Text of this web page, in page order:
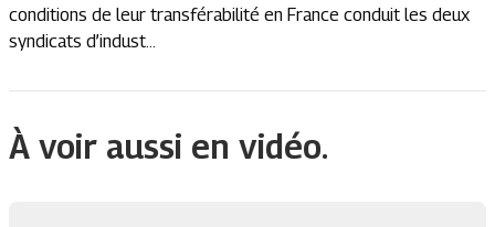
conditions de leur transférabilité en France conduit les deux
syndicats d’indust...
À voir aussi en vidéo.